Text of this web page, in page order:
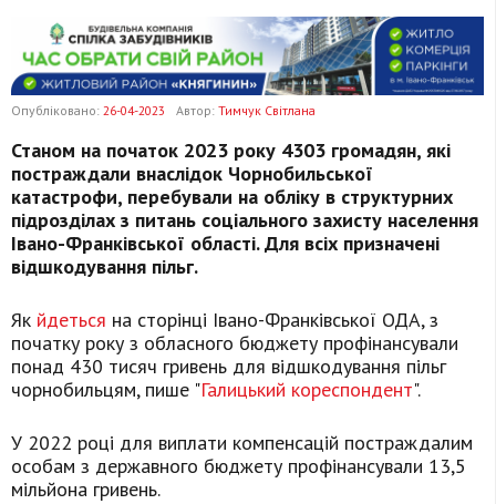
Опубліковано: 26-04-2023 Автор: Тимчук Світлана
Станом на початок 2023 року 4303 громадян, які
постраждали внаслідок Чорнобильської
катастрофи, перебували на обліку в структурних
підрозділах з питань соціального захисту населення
Івано-Франківської області. Для всіх призначені
відшкодування пільг.
Як йдеться на сторінці Івано-Франківської ОДА, з
початку року з обласного бюджету профінансували
понад 430 тисяч гривень для відшкодування пільг
чорнобильцям, пише "Галицький кореспондент".
У 2022 році для виплати компенсацій постраждалим
особам з державного бюджету профінансували 13,5
мільйона гривень.